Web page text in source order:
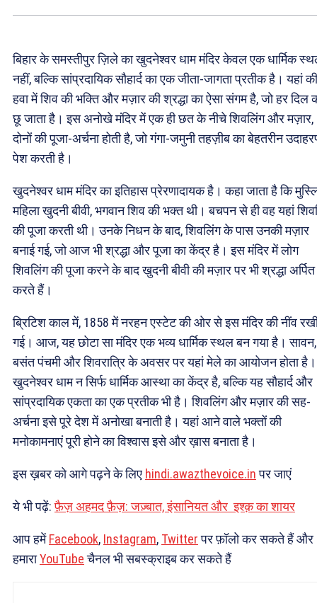
बिहार के समस्तीपुर ज़िले का खुदनेश्वर धाम मंदिर केवल एक धार्मिक
नहीं, बल्कि सांप्रदायिक सौहार्द का एक जीता-जागता प्रतीक है। यहां की
हवा में शिव की भक्ति और मज़ार की श्रद्धा का ऐसा संगम है, जो हर दिल
छू जाता है। इस अनोखे मंदिर में एक ही छत के नीचे शिवलिंग और मज़ार,
दोनों की पूजा-अर्चना होती है, जो गंगा-जमुनी तहज़ीब का बेहतरीन
पेश करती है।
खुदनेश्वर धाम मंदिर का इतिहास प्रेरणादायक है। कहा जाता है कि
महिला खुदनी बीवी, भगवान शिव की भक्त थी। बचपन से ही वह यहां
की पूजा करती थी। उनके निधन के बाद, शिवलिंग के पास उनकी मज़ार
बनाई गई, जो आज भी श्रद्धा और पूजा का केंद्र है। इस मंदिर में लोग
शिवलिंग की पूजा करने के बाद खुदनी बीवी की मज़ार पर भी श्रद्धा अर्पित
करते हैं।
ब्रिटिश काल में, 1858 में नरहन एस्टेट की ओर से इस मंदिर की नींव
गई। आज, यह छोटा सा मंदिर एक भव्य धार्मिक स्थल बन गया है। सावन,
बसंत पंचमी और शिवरात्रि के अवसर पर यहां मेले का आयोजन होता है।
खुदनेश्वर धाम न सिर्फ धार्मिक आस्था का केंद्र है, बल्कि यह सौहार्द और
सांप्रदायिक एकता का एक प्रतीक भी है। शिवलिंग और मज़ार की सह-
अर्चना इसे पूरे देश में अनोखा बनाती है। यहां आने वाले भक्तों की
मनोकामनाएं पूरी होने का विश्वास इसे और ख़ास बनाता है।
इस ख़बर को आगे पढ़ने के लिए hindi.awazthevoice.inपर जाएं
ये भी पढ़ें:फ़ैज़ अहमद फ़ैज़: जज़्बात, इंसानियत और इश्क़ का शायर
आप हमेंFacebook, Instagram, Twitterपर फ़ॉलो कर सकते हैं और
हमाराYouTubeचैनल भी सबस्क्राइब कर सकते हैं